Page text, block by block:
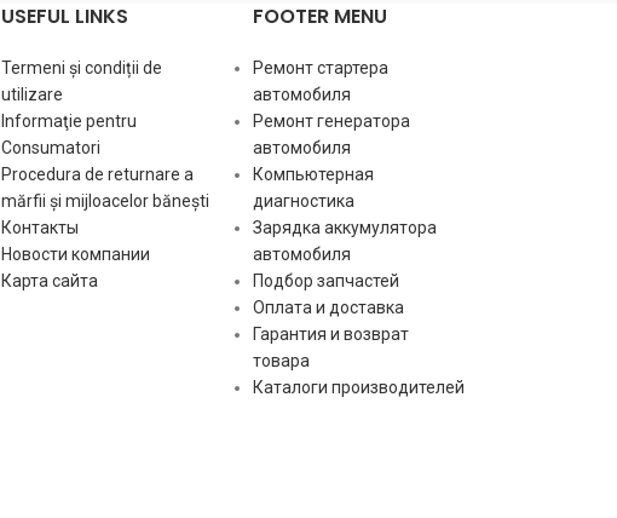
USEFUL LINKS
Termeni și condiții de
utilizare
Informaţie pentru
Consumatori
Procedura de returnare a
mărfii și mijloacelor bănești
Контакты
Новости компании
Карта сайта
FOOTER MENU
Ремонт стартера
автомобиля
Ремонт генератора
автомобиля
Компьютерная
диагностика
Зарядка аккумулятора
автомобиля
Подбор запчастей
Оплата и доставка
Гарантия и возврат
товара
Каталоги производителей